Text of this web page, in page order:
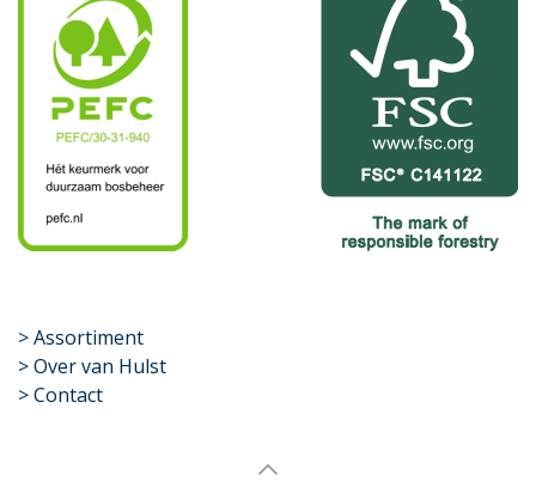
​>Assortiment
> Over van Hulst
> Contact